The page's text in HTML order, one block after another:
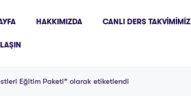
HAKKIMIZDA CANLI DERS TAKVIMIMIZ
Eğitim Paketi” olarak etiketlendi